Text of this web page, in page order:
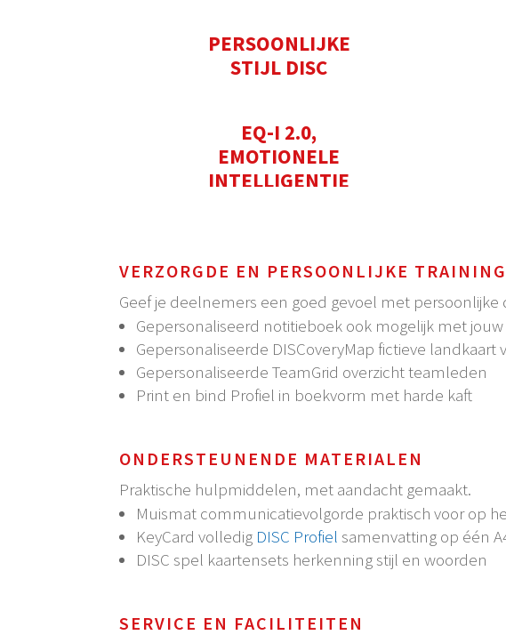
PERSOONLIJKE
STIJL DISC
EQ-I 2.0,
EMOTIONELE
INTELLIGENTIE
VERZORGDE EN PERSOONLIJKE TRAINING
Geef je deelnemers een goed gevoel met persoonlijke
Gepersonaliseerd notitieboek ook mogelijk met
Gepersonaliseerde DISCoveryMap fictieve landkaart
Gepersonaliseerde TeamGrid overzicht teamleden
Print en bind Profiel in boekvorm met harde kaft
ONDERSTEUNENDE MATERIALEN
Praktische hulpmiddelen, met aandacht gemaakt.
Muismat communicatievolgorde praktisch voor op
KeyCard volledig DISC Profiel samenvatting op één
DISC spel kaartensets herkenning stijl en woorden
SERVICE EN FACILITEITEN